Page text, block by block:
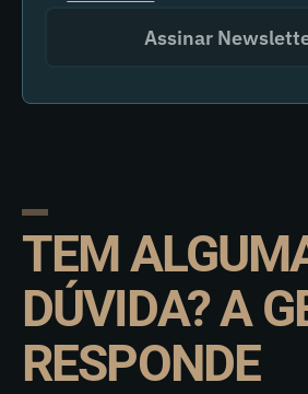
Assinar
TEM
DÚVIDA? A
RESPONDE